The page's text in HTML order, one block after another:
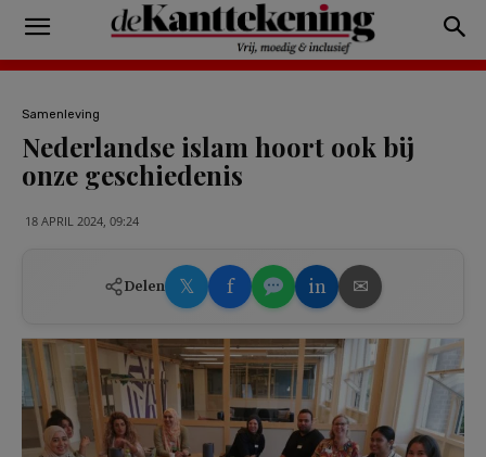
Samenleving
Nederlandse islam hoort ook bij
onze geschiedenis
18 APRIL 2024, 09:24
Delen 𝕏 f in ✉